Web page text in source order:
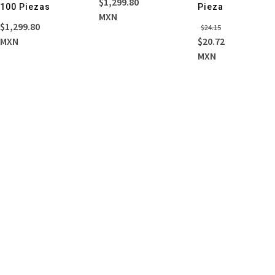
100 Piezas
$1,299.80
MXN
MXN
Pieza
$24.15El
precio
$20.72
El
precio
MXN